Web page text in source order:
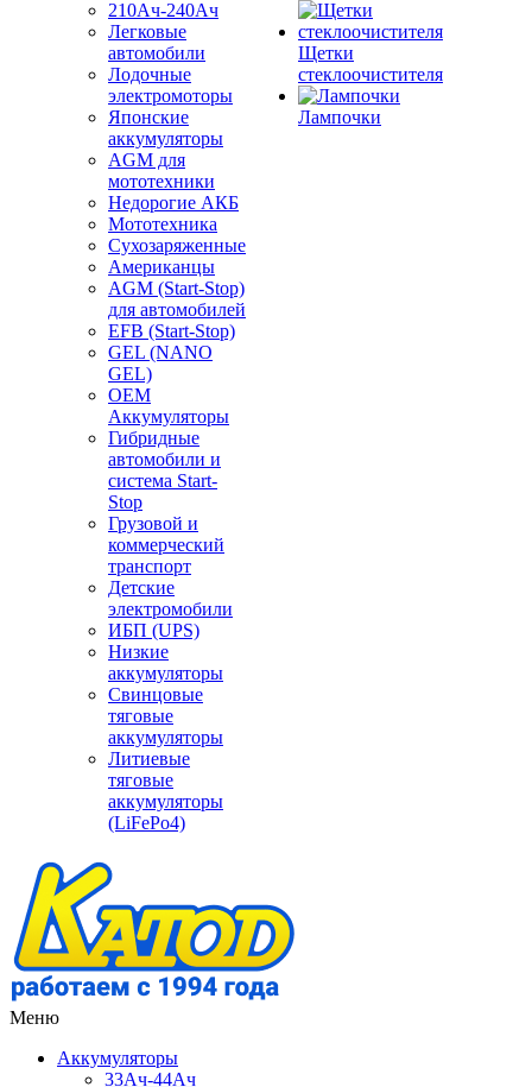
210Ач-240Ач
Легковые
автомобили
Лодочные
электромоторы
Японские
аккумуляторы
AGM для
мототехники
Недорогие АКБ
Мототехника
Сухозаряженные
Американцы
AGM (Start-Stop)
для автомобилей
EFB (Start-Stop)
GEL (NANO
GEL)
OEM
Аккумуляторы
Гибридные
автомобили и
система Start-
Stop
Грузовой и
коммерческий
транспорт
Детские
электромобили
ИБП (UPS)
Низкие
аккумуляторы
Свинцовые
тяговые
аккумуляторы
Литиевые
тяговые
аккумуляторы
(LiFePo4)
Щетки
стеклоочистителя
Лампочки
Меню
Аккумуляторы
33Ач-44Ач